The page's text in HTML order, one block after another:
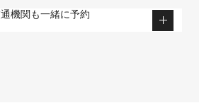
機関も一緒に予約